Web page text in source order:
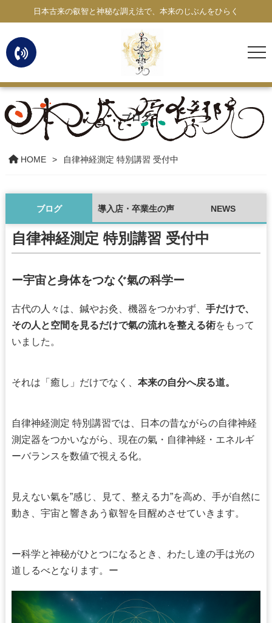
日本古来の叡智と神秘な調え法で、本来のじぶんをひらく
ブログ
HOME 自律神経測定 特別講習 受付中
ブログ 導入店・卒業生の声 NEWS
自律神経測定 特別講習 受付中
ー宇宙と身体をつなぐ氣の科学ー
古代の人々は、鍼やお灸、機器をつかわず、 手だけで、
その人と空間を見るだけで氣の流れを整える術をもって
いました。
それは「癒し」だけでなく、 本来の自分へ戻る道。
自律神経測定 特別講習では、日本の昔ながらの自律神経
測定器をつかいながら、現在の氣・自律神経・エネルギ
ーバランスを数値で視える化。
見えない氣を”感じ、見て、整える力”を高め、手が自然に
動き、宇宙と響きあう叡智を目醒めさせていきます。
ー科学と神秘がひとつになるとき、わたし達の手は光の
道しるべとなります。ー